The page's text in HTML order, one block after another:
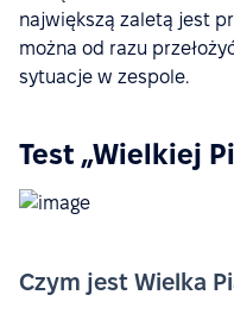
największą zaletą jest
można od razu
sytuacje w zespole.
Test „Wielkiej
Czym jest Wielka